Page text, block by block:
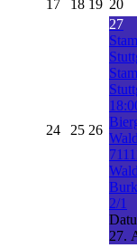
17 18 19 20
24 25 26
27
2/1
27.